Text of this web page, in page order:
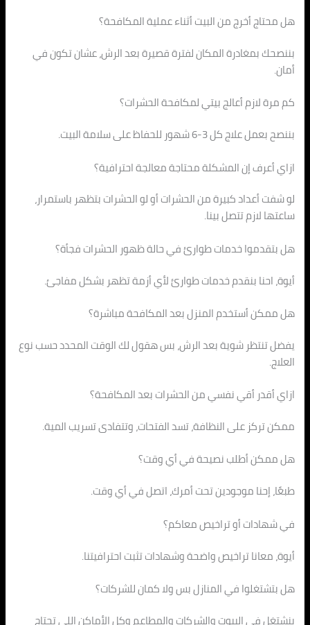
هل محتاج أخرج من البيت أثناء عملية المكافحة؟
بننصحك بمغادرة المكان لفترة قصيرة بعد الرش، عشان تكون في
أمان.
كم مرة لازم أعالج بيتي لمكافحة الحشرات؟
بننصح بعمل علاج كل 3-6 شهور للحفاظ على سلامة البيت.
ازاي أعرف إن المشكلة محتاجة معالجة احترافية؟
لو شفت أعداد كبيرة من الحشرات أو لو الحشرات بتظهر باستمرار،
ساعتها لازم تتصل بينا.
هل بتقدموا خدمات طوارئ في حالة ظهور الحشرات فجأة؟
أيوة، احنا بنقدم خدمات طوارئ لأي أزمة تظهر بشكل مفاجئ.
هل ممكن أستخدم المنزل بعد المكافحة مباشرة؟
يفضل تنتظر شوية بعد الرش، بس هقول لك الوقت المحدد حسب نوع
العلاج.
ازاي أقدر أقي نفسي من الحشرات بعد المكافحة؟
ممكن تركز على النظافة، تسد الفتحات، وتتفادى تسريب المية.
هل ممكن أطلب نصيحة في أي وقت؟
طبعًا، إحنا موجودين تحت أمرك، اتصل في أي وقت.
في شهادات أو تراخيص معاكم؟
أيوة، معانا تراخيص واضحة وشهادات تثبت احترافيتنا.
هل بتشتغلوا في المنازل بس ولا كمان للشركات؟
بنشتغل في البيوت والشركات والمطاعم وكل الأماكن اللي تحتاج